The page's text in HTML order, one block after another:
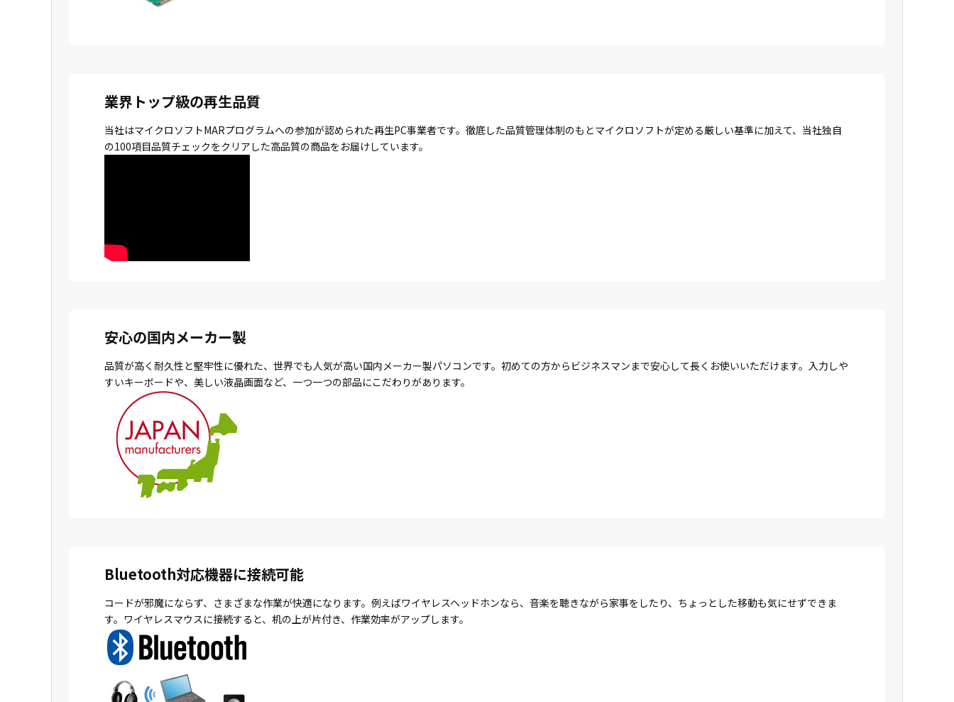
業界トップ級の再生品質
当社はマイクロソフトMARプログラムへの参加が認められた再生PC事業者です。徹底した品質管理体制のもとマイクロソフトが定める厳しい基準に加えて、当社独自
の100項目品質チェックをクリアした高品質の商品をお届けしています。
安心の国内メーカー製
品質が高く耐久性と堅牢性に優れた、世界でも人気が高い国内メーカー製パソコンです。初めての方からビジネスマンまで安心して長くお使いいただけます。入力しや
すいキーボードや、美しい液晶画面など、一つ一つの部品にこだわりがあります。
Bluetooth対応機器に接続可能
コードが邪魔にならず、さまざまな作業が快適になります。例えばワイヤレスヘッドホンなら、音楽を聴きながら家事をしたり、ちょっとした移動も気にせずできま
す。ワイヤレスマウスに接続すると、机の上が片付き、作業効率がアップします。